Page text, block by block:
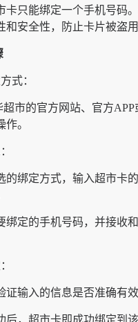
卡只能绑定一个手机号码
和安全性，防止卡片被盗用
式：
市的官方网站、官方
。
绑定方式，输入超市卡
定的手机号码，并接收
输入的信息是否准确有效
，超市卡即成功绑定到